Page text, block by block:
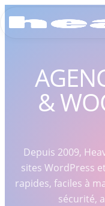
&
Depuis 2009,
sites WordPress
rapides, faciles à
sécurité,